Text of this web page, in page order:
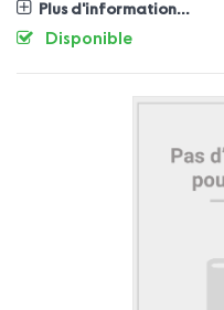
Plus d'information...
Disponible